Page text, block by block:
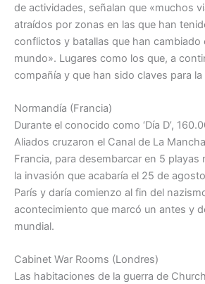
de actividades, señalan que «muchos
atraídos por zonas en las que han
conflictos y batallas que han cambiado
mundo». Lugares como los que, a
compañía y que han sido claves para
Normandía (Francia)
Durante el conocido como ‘Día D’,
Aliados cruzaron el Canal de La
Francia, para desembarcar en 5 playas
la invasión que acabaría el 25 de
París y daría comienzo al fin del
acontecimiento que marcó un antes y
mundial.
Cabinet War Rooms (Londres)
Las habitaciones de la guerra de